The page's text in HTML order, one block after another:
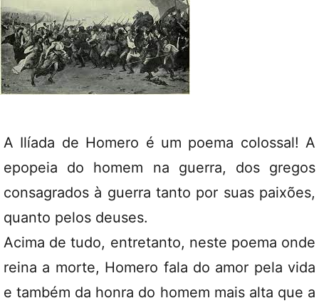
A Ilíada de Homero é um poema colossal! A
epopeia do homem na guerra, dos gregos
consagrados à guerra tanto por suas paixões,
quanto pelos deuses.
Acima de tudo, entretanto, neste poema onde
reina a morte, Homero fala do amor pela vida
e também da honra do homem mais alta que a